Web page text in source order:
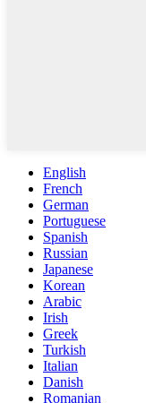
English
French
German
Portuguese
Spanish
Russian
Japanese
Korean
Arabic
Irish
Greek
Turkish
Italian
Danish
Romanian